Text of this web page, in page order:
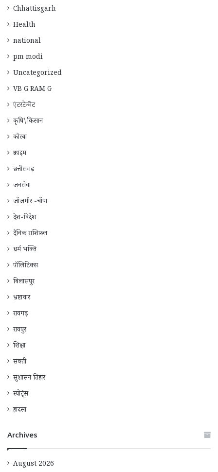
Chhattisgarh
Health
national
pm modi
Uncategorized
VB G RAM G
एंटरटेन्मेंट
कृषि\किसान
कोरबा
क्राइम
छत्तीसगढ़
जनसेवा
जाँजगीर -चाँपा
देश-विदेश
दैनिक राशिफ़ल
धर्म भक्ति
पॉलिटिक्स
बिलासपुर
भ्रष्टाचार
रायगढ़
रायपुर
शिक्षा
सक्ती
सुशासन तिहार
स्पोर्ट्स
हादसा
Archives
August 2026